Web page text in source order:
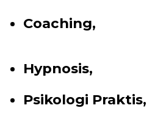
Coaching,
Hypnosis,
Psikologi Praktis,